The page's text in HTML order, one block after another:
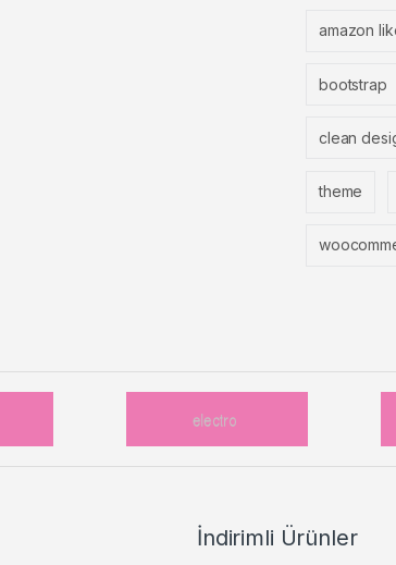
amazon
bootstrap
clean
theme
İndirimli Ürünler